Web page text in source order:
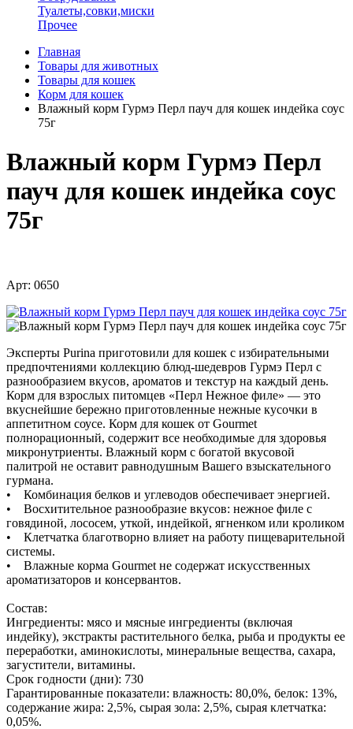
Туалеты,совки,миски
Прочее
Главная
Товары для животных
Товары для кошек
Корм для кошек
Влажный корм Гурмэ Перл пауч для кошек индейка соус
75г
Влажный корм Гурмэ Перл
пауч для кошек индейка соус
75г
Арт: 0650
Эксперты Purina приготовили для кошек с избирательными
предпочтениями коллекцию блюд-шедевров Гурмэ Перл с
разнообразием вкусов, ароматов и текстур на каждый день.
Корм для взрослых питомцев «Перл Нежное филе» — это
вкуснейшие бережно приготовленные нежные кусочки в
аппетитном соусе. Корм для кошек от Gourmet
полнорационный, содержит все необходимые для здоровья
микронутриенты. Влажный корм с богатой вкусовой
палитрой не оставит равнодушным Вашего взыскательного
гурмана.
• Комбинация белков и углеводов обеспечивает энергией.
• Восхитительное разнообразие вкусов: нежное филе с
говядиной, лососем, уткой, индейкой, ягненком или кроликом
• Клетчатка благотворно влияет на работу пищеварительной
системы.
• Влажные корма Gourmet не содержат искусственных
ароматизаторов и консервантов.
Состав:
Ингредиенты: мясо и мясные ингредиенты (включая
индейку), экстракты растительного белка, рыба и продукты ее
переработки, аминокислоты, минеральные вещества, сахара,
загустители, витамины.
Срок годности (дни): 730
Гарантированные показатели: влажность: 80,0%, белок: 13%,
содержание жира: 2,5%, сырая зола: 2,5%, сырая клетчатка:
0,05%.